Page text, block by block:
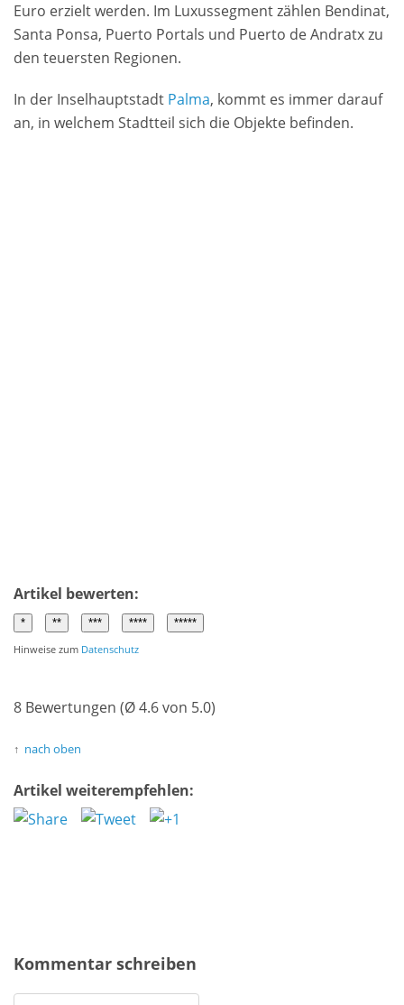
Euro erzielt werden. Im Luxussegment zählen Bendinat,
Santa Ponsa, Puerto Portals und Puerto de Andratx zu
den teuersten Regionen.
In der Inselhauptstadt Palma, kommt es immer darauf
an, in welchem Stadtteil sich die Objekte befinden.
Artikel bewerten:
Hinweise zum Datenschutz
8 Bewertungen (Ø 4.6 von 5.0)
nach oben
Artikel weiterempfehlen:
Kommentar schreiben